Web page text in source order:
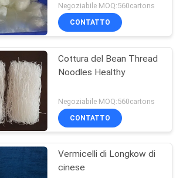
Negoziabile MOQ:560cartons
CONTATTO
Cottura del Bean Thread
Noodles Healthy
Negoziabile MOQ:560cartons
CONTATTO
Vermicelli di Longkow di
cinese